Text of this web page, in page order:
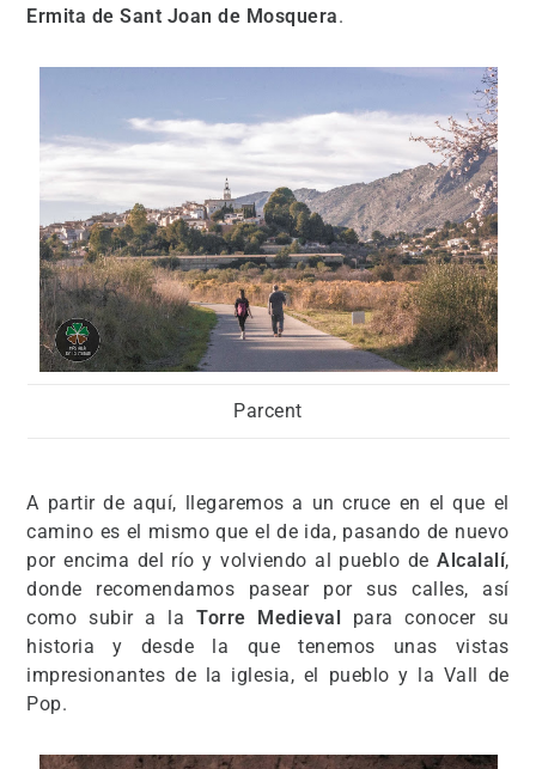
Ermita de Sant Joan de Mosquera.
Parcent
A partir de aquí, llegaremos a un cruce en el que el
camino es el mismo que el de ida, pasando de nuevo
por encima del río y volviendo al pueblo deAlcalalí,
donde recomendamos pasear por sus calles, así
como subir a la Torre Medieval para conocer su
historia y desde la que tenemos unas vistas
impresionantes de la iglesia, el pueblo y la Vall de
Pop.